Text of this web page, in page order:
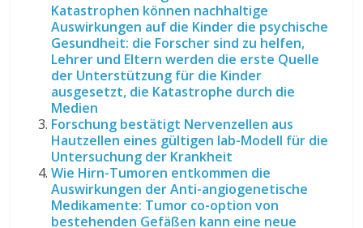
Katastrophen können nachhaltige
Auswirkungen auf die Kinder die psychische
Gesundheit: die Forscher sind zu helfen,
Lehrer und Eltern werden die erste Quelle
der Unterstützung für die Kinder
ausgesetzt, die Katastrophe durch die
Medien
Forschung bestätigt Nervenzellen aus
Hautzellen eines gültigen lab-Modell für die
Untersuchung der Krankheit
Wie Hirn-Tumoren entkommen die
Auswirkungen der Anti-angiogenetische
Medikamente: Tumor co-option von
bestehenden Gefäßen kann eine neue